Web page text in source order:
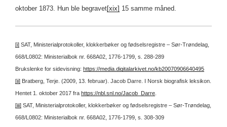
oktober 1873. Hun ble begravet[xix] 15 samme måned.
[i] SAT, Ministerialprotokoller, klokkerbøker og fødselsregistre – Sør-Trøndelag,
668/L0802: Ministerialbok nr. 668A02, 1776-1799, s. 288-289
Brukslenke for sidevisning: https://media.digitalarkivet.no/kb20070906640495
[ii] Bratberg, Terje. (2009, 13. februar). Jacob Darre. I Norsk biografisk leksikon.
Hentet 1. oktober 2017 fra https://nbl.snl.no/Jacob_Darre
[iii] SAT, Ministerialprotokoller, klokkerbøker og fødselsregistre – Sør-Trøndelag,
668/L0802: Ministerialbok nr. 668A02, 1776-1799, s. 308-309